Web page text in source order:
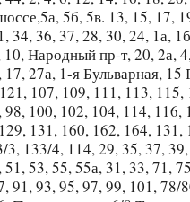
5б, 5в. 13, 15, 17,
34, 36, 37, 28, 30, 24, 1а,
10, Народный пр-т, 20, 2а,
17, 27а, 1-я Бульварная, 15
107, 109, 111, 113, 115,
98, 100, 102, 104, 114, 116,
131, 160, 162, 164, 131,
3, 133/4, 114, 29, 35, 37,
51, 53, 55, 55а, 31, 33, 71,
91, 93, 95, 97, 99, 101, 78/